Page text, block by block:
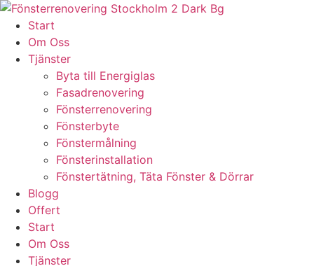
Skip
content
Start
Om Oss
Tjänster
Byta till Energiglas
Fasadrenovering
Fönsterrenovering
Fönsterbyte
Fönstermålning
Fönsterinstallation
Fönstertätning, Täta Fönster & Dörrar
Blogg
Offert
Start
Om Oss
Tjänster